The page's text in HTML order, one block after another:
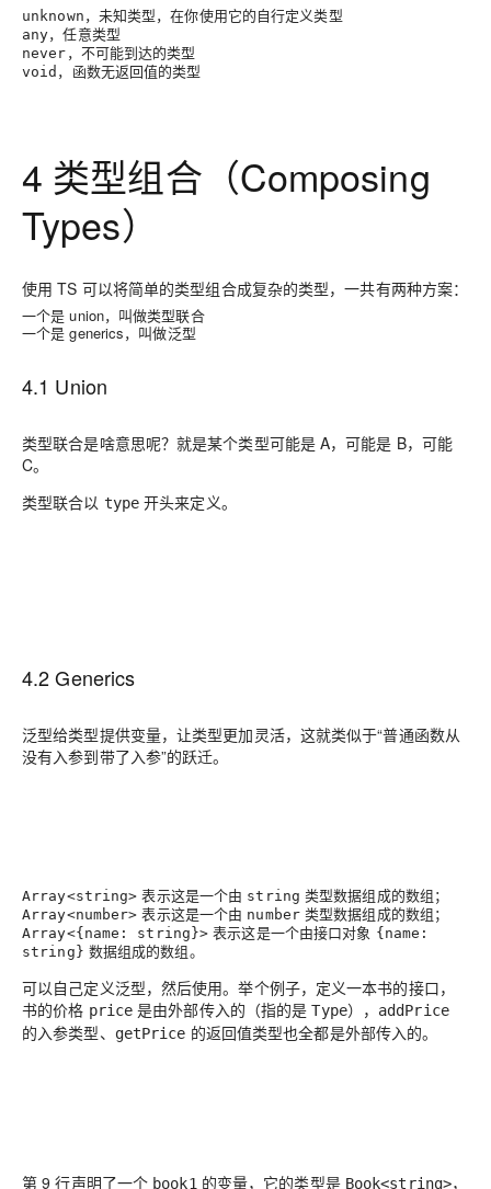
unknown ，未知类型，在你使用它的自行定义类型
any，任意类型
never ，不可能到达的类型
void ，函数无返回值的类型
4 类型组合（Composing
Types）
使用 TS 可以将简单的类型组合成复杂的类型，一共有两种方案：
一个是 union，叫做类型联合
一个是 generics，叫做泛型
4.1 Union
类型联合是啥意思呢？就是某个类型可能是 A，可能是 B，可能
C。
类型联合以 type 开头来定义。
4.2Generics
泛型给类型提供变量，让类型更加灵活，这就类似于“普通函数从
没有入参到带了入参”的跃迁。
Array<string> 表示这是一个由 string 类型数据组成的数组；
Array<number> 表示这是一个由 number类型数据组成的数组；
Array<{name: string}> 表示这是一个由接口对象 {name:
string} 数据组成的数组。
可以自己定义泛型，然后使用。举个例子，定义一本书的接口，
书的价格 price 是由外部传入的（指的是Type）， addPrice
的入参类型、 getPrice 的返回值类型也全都是外部传入的。
第 9 行声明了一个 book1的变量，它的类型是 Book<string>，